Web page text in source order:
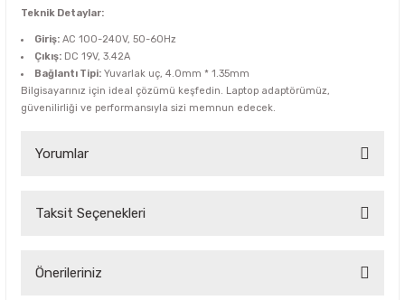
Teknik Detaylar:
Giriş: AC 100-240V, 50-60Hz
Çıkış: DC 19V, 3.42A
Bağlantı Tipi: Yuvarlak uç, 4.0mm * 1.35mm
Bilgisayarınız için ideal çözümü keşfedin. Laptop adaptörümüz,
güvenilirliği ve performansıyla sizi memnun edecek.
Yorumlar
Bu ürüne ilk yorumu siz yapın!
Taksit Seçenekleri
Önerileriniz